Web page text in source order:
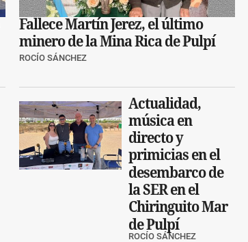
Fallece Martín Jerez, el último
minero de la Mina Rica de Pulpí
ROCÍO SÁNCHEZ
Actualidad,
música en
directo y
primicias en el
desembarco de
la SER en el
Chiringuito Mar
de Pulpí
ROCÍO SÁNCHEZ